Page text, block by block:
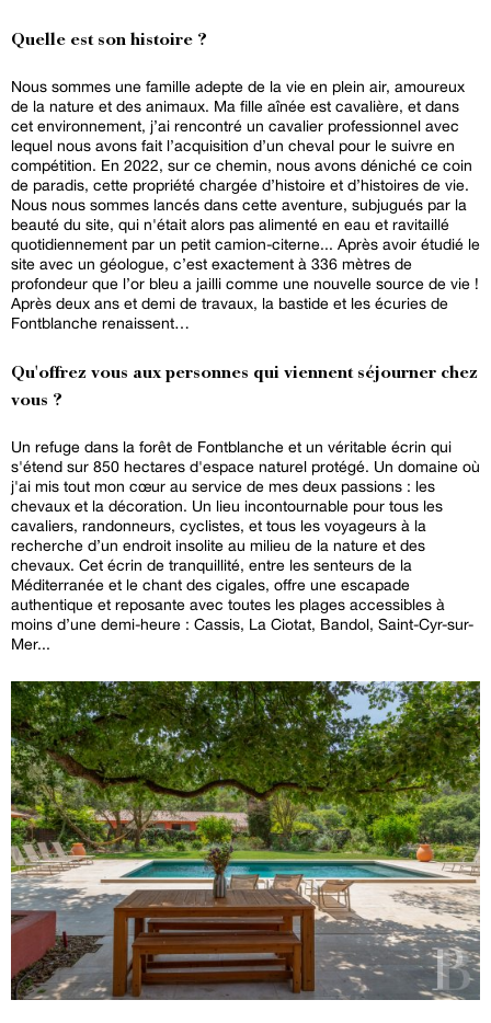
Quelle est son histoire ?
Nous sommes une famille adepte de la vie en plein air, amoureux
de la nature et des animaux. Ma fille aînée est cavalière, et dans
cet environnement, j’ai rencontré un cavalier professionnel avec
lequel nous avons fait l’acquisition d’un cheval pour le suivre en
compétition. En 2022, sur ce chemin, nous avons déniché ce coin
de paradis, cette propriété chargée d’histoire et d’histoires de vie.
Nous nous sommes lancés dans cette aventure, subjugués par la
beauté du site, qui n'était alors pas alimenté en eau et ravitaillé
quotidiennement par un petit camion-citerne... Après avoir étudié le
site avec un géologue, c’est exactement à 336 mètres de
profondeur que l’or bleu a jailli comme une nouvelle source de vie !
Après deux ans et demi de travaux, la bastide et les écuries de
Fontblanche renaissent…
Qu'offrez vous aux personnes qui viennent séjourner chez
vous ?
Un refuge dans la forêt de Fontblanche et un véritable écrin qui
s'étend sur 850 hectares d'espace naturel protégé. Un domaine où
j'ai mis tout mon cœur au service de mes deux passions : les
chevaux et la décoration. Un lieu incontournable pour tous les
cavaliers, randonneurs, cyclistes, et tous les voyageurs à la
recherche d’un endroit insolite au milieu de la nature et des
chevaux. Cet écrin de tranquillité, entre les senteurs de la
Méditerranée et le chant des cigales, offre une escapade
authentique et reposante avec toutes les plages accessibles à
moins d’une demi-heure : Cassis, La Ciotat, Bandol, Saint-Cyr-sur-
Mer...